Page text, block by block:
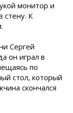
монитор и
стену. К
Сергей
он играл в
по
стол, который
скончался